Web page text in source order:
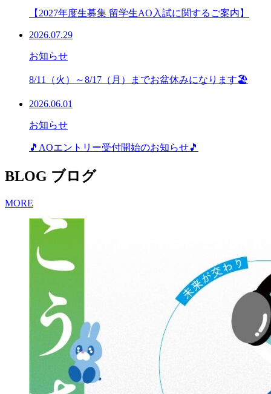
【2027年度生募集 留学生AO入試に関するご案内】
2026.07.29
お知らせ
8/11（火）～8/17（月）までお盆休みになります🏖
2026.06.01
お知らせ
🎵AOエントリー受付開始のお知らせ🎵
BLOG ブログ
MORE